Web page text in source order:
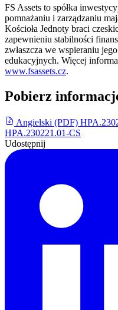
FS Assets to spółka
pomnażaniu i zarządzaniu
Kościoła Jednoty braci
zapewnieniu stabilności
zwłaszcza we wspieraniu
edukacyjnych. Więcej
www.fsassets.cz.
Pobierz
Angielski (PDF)
HPA.230221.01-CS
Udostępnij